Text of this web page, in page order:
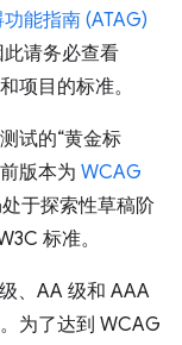
能指南 (ATAG)
此请务必查看
项目的标准。
试的“黄金标
版本为 WCAG
于探索性草稿阶
标准。
、AA 级和 AAA
为了达到 WCAG